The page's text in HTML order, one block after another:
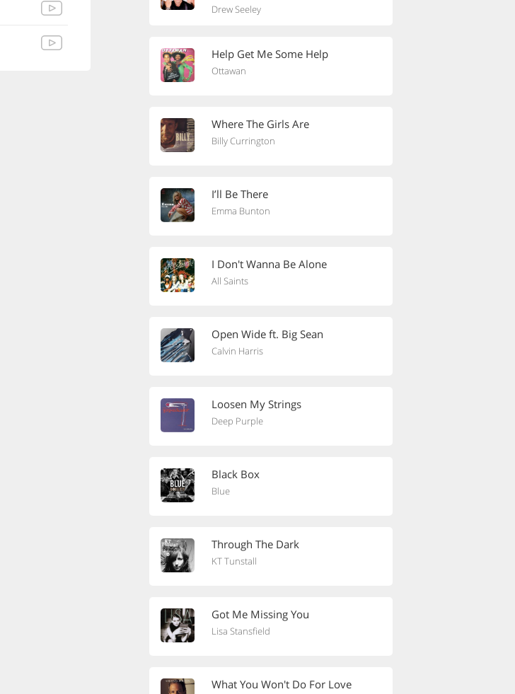
Drew Seeley
Help Get Me Some Help
Ottawan
Where The Girls Are
Billy Currington
I’ll Be There
Emma Bunton
I Don't Wanna Be Alone
All Saints
Open Wide ft. Big Sean
Calvin Harris
Loosen My Strings
Deep Purple
Black Box
Blue
Through The Dark
KT Tunstall
Got Me Missing You
Lisa Stansfield
What You Won't Do For Love